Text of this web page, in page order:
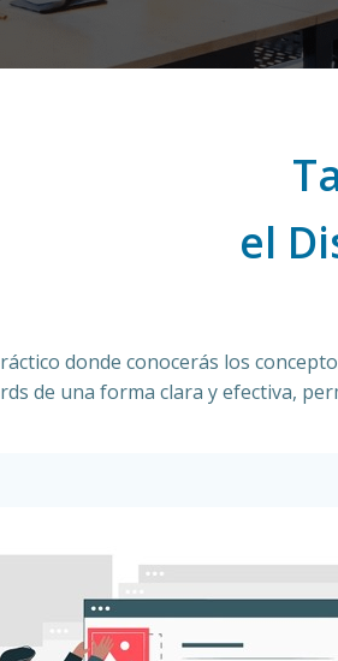
el
donde conocerás los
de una forma clara y efectiva,